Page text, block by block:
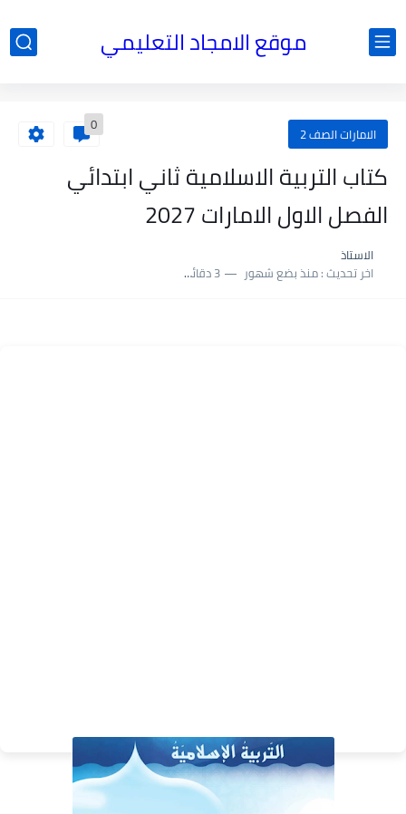
موقع الامجاد التعليمي
الامارات الصف 2 0
كتاب التربية الاسلامية ثاني ابتدائي
الفصل الاول الامارات 2027
الاستاذ
اخر تحديث :منذ بضع شهور 3 دقائق للقراءة